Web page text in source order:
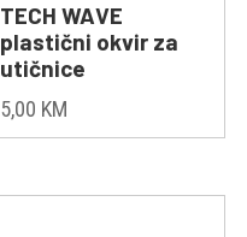
TECH WAVE
plastični okvir za
utičnice
5,00 KM